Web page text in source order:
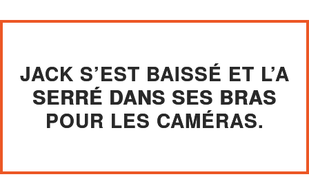
JACK S’EST BAISSÉ ET L’A
SERRÉ DANS SES BRAS
POUR LES CAMÉRAS.